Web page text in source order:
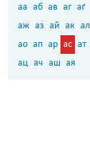
аа аб ав аг аґ
аж аз ай ак ал
ао ап ар ас ат
ац ач аш ая